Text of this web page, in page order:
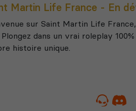
Martin Life France - En
sur Saint Martin Life
Plongez dans un vrai roleplay
histoire unique.